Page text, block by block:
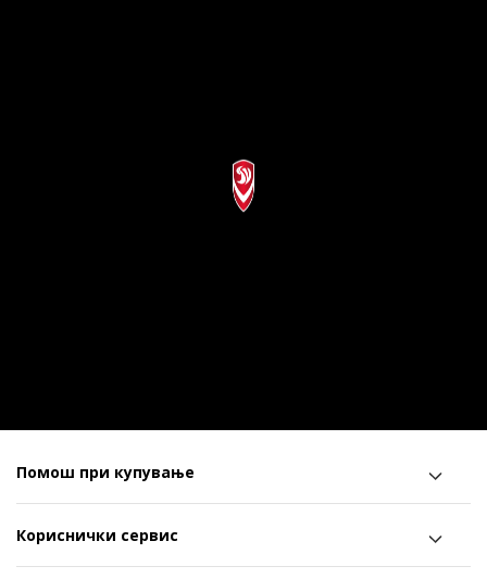
Помош при купување
Кориснички сервис